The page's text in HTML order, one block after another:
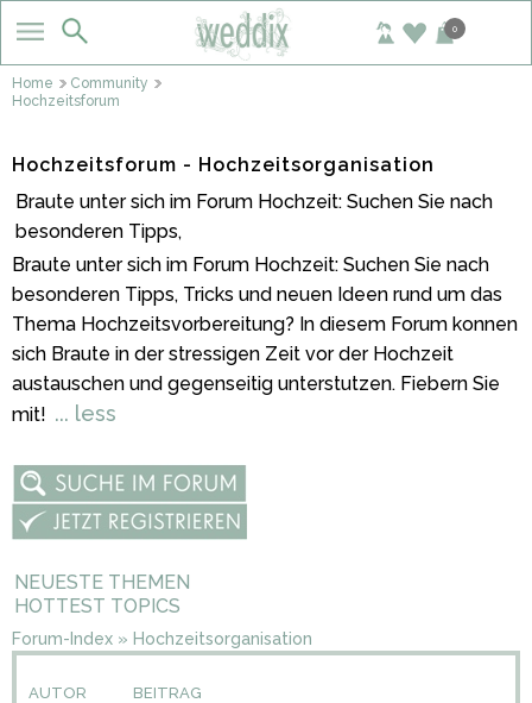
0
Home
Community
Hochzeitsforum
Hochzeitsforum - Hochzeitsorganisation
Braute unter sich im Forum Hochzeit: Suchen Sie nach
besonderen Tipps,
Braute unter sich im Forum Hochzeit: Suchen Sie nach
besonderen Tipps, Tricks und neuen Ideen rund um das
Thema Hochzeitsvorbereitung? In diesem Forum konnen
sich Braute in der stressigen Zeit vor der Hochzeit
austauschen und gegenseitig unterstutzen. Fiebern Sie
mit! ... less
NEUESTE THEMEN
HOTTEST TOPICS
Forum-Index » Hochzeitsorganisation
AUTOR BEITRAG